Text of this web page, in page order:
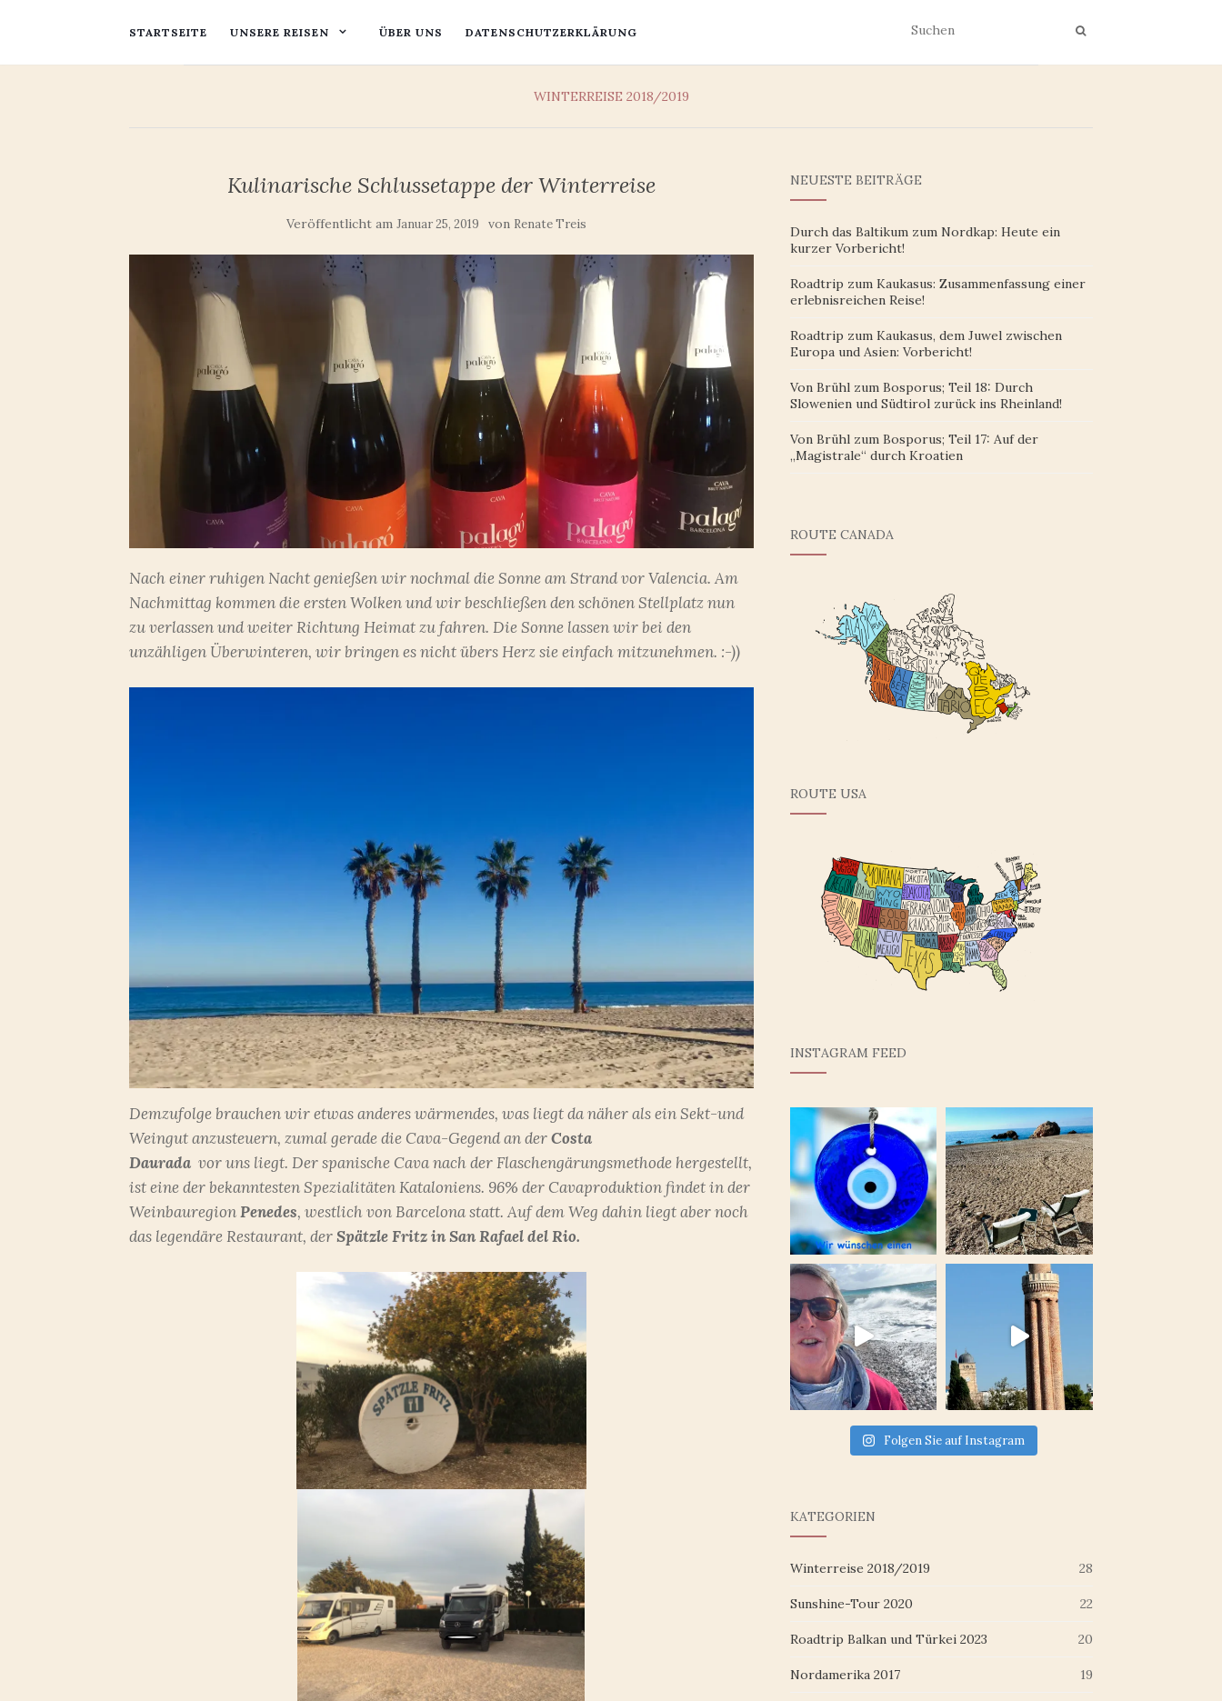
STARTSEITE UNSERE REISEN ÜBER UNS DATENSCHUTZERKLÄRUNG
WINTERREISE 2018/2019
Kulinarische Schlussetappe der Winterreise
Veröffentlicht amJanuar 25, 2019 von Renate Treis
Nach einer ruhigen Nacht genießen wir nochmal die Sonne am Strand vor Valencia. Am
Nachmittag kommen die ersten Wolken und wir beschließen den schönen Stellplatz nun
zu verlassen und weiter Richtung Heimat zu fahren. Die Sonne lassen wir bei den
unzähligen Überwinteren, wir bringen es nicht übers Herz sie einfach mitzunehmen. :-))
Demzufolge brauchen wir etwas anderes wärmendes, was liegt da näher als ein Sekt-und
Weingut anzusteuern, zumal gerade die Cava-Gegend an derCosta
Daurada vor uns liegt. Der spanische Cava nach der Flaschengärungsmethode hergestellt,
ist eine der bekanntesten Spezialitäten Kataloniens. 96% der Cavaproduktion findet in der
WeinbauregionPenedes, westlich von Barcelona statt. Auf dem Weg dahin liegt aber noch
das legendäre Restaurant, derSpätzle Fritz in San Rafael del Rio.
NEUESTE BEITRÄGE
Durch das Baltikum zum Nordkap: Heute ein
kurzer Vorbericht!
Roadtrip zum Kaukasus: Zusammenfassung einer
erlebnisreichen Reise!
Roadtrip zum Kaukasus, dem Juwel zwischen
Europa und Asien: Vorbericht!
Von Brühl zum Bosporus; Teil 18: Durch
Slowenien und Südtirol zurück ins Rheinland!
Von Brühl zum Bosporus; Teil 17: Auf der
„Magistrale“ durch Kroatien
ROUTE CANADA
ROUTE USA
INSTAGRAM FEED
Folgen Sie auf Instagram
KATEGORIEN
Winterreise 2018/2019 28
Sunshine-Tour 2020 22
Roadtrip Balkan und Türkei 2023 20
Nordamerika 2017 19